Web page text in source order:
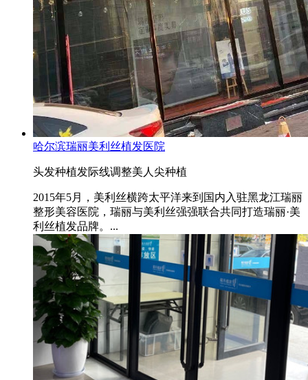
哈尔滨瑞丽美利丝植发医院
头发种植发际线调整美人尖种植
2015年5月，美利丝横跨太平洋来到国内入驻黑龙江瑞丽
整形美容医院，瑞丽与美利丝强强联合共同打造瑞丽·美
利丝植发品牌。...